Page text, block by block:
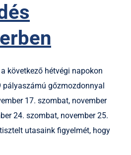
következő hétvégi napokon
pályaszámú gőzmozdonnyal
17. szombat, november
24. szombat, november 25.
utasaink figyelmét, hogy